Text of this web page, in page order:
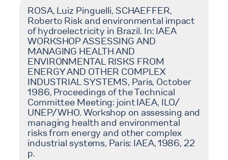
UNESCO.
Capacitação
para
a
Tomada
de
Decisões
na
Área
de
Energia).
Janeiro.
In:
SEMINÁRIO
INTERNACIONAL
SOBRE
ENERGIA
E
DESARROLLO
URBANO,
La
Plata,
junio
1986.
Pinguelli,
PASCOTTO,
Sidney.
Energia
no
transporte
de
alimentos
para
o
abastecimento
da
região
ROSA, Luiz Pinguelli, SCHAEFFER,
Roberto Risk and environmental impact
of hydroelectricity in Brazil. In: IAEA
WORKSHOP ASSESSING AND
MANAGING HEALTH AND
ENVIRONMENTAL RISKS FROM
ENERGY AND OTHER COMPLEX
INDUSTRIAL SYSTEMS, Paris, October
1986, Proceedings of the Technical
Committee Meeting: joint IAEA, ILO/
UNEP/ WHO. Workshop on assessing and
managing health and environmental
risks from energy and other complex
industrial systems, Paris: IAEA, 1986, 22
p.